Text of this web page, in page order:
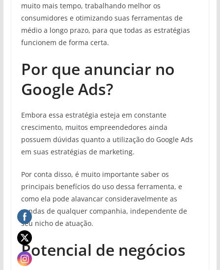
muito mais tempo, trabalhando melhor os
consumidores e otimizando suas ferramentas de
médio a longo prazo, para que todas as estratégias
funcionem de forma certa.
Por que anunciar no
Google Ads?
Embora essa estratégia esteja em constante
crescimento, muitos empreendedores ainda
possuem dúvidas quanto a utilização do Google Ads
em suas estratégias de marketing.
Por conta disso, é muito importante saber os
principais benefícios do uso dessa ferramenta, e
como ela pode alavancar consideravelmente as
vendas de qualquer companhia, independente de
seu nicho de atuação.
Potencial de negócios